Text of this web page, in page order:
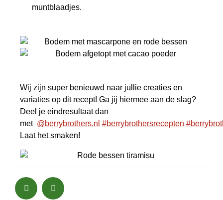
muntblaadjes.
Wij zijn super benieuwd naar jullie creaties en
variaties op dit recept! Ga jij hiermee aan de slag?
Deel je eindresultaat dan
met @berrybrothers.nl #berrybrothersrecepten
Laat het smaken!